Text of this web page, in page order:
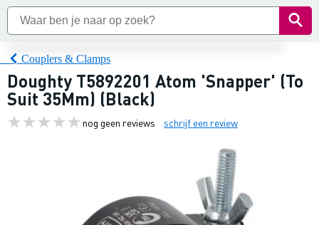
Couplers & Clamps
Doughty T5892201 Atom 'Snapper' (To
Suit 35Mm) (Black)
nog geen reviews schrijf een review